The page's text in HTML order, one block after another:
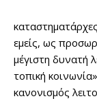
εμείς, ως
μέγιστη δυνατή
τοπική
κανονισμός